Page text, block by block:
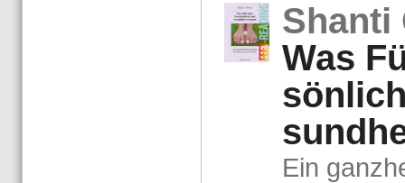
Shan­ti
Was
Ein